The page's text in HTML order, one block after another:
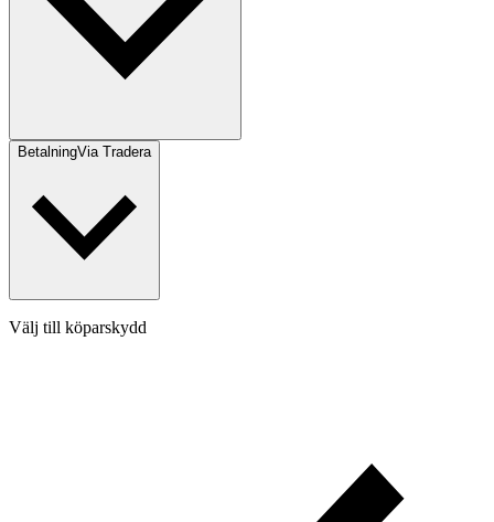
BetalningVia Tradera
Välj till köparskydd